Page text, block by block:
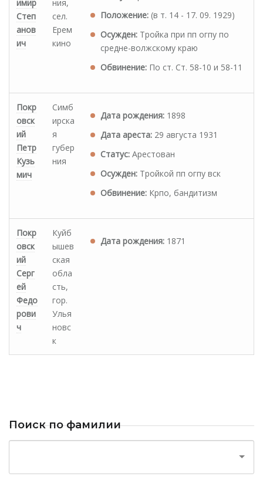
имир
Степ
анов
ич
ния,
сел.
Ерем
кино
Положение: (в т. 14 - 17. 09. 1929)
Осужден: Тройка при пп огпу по
средне-волжскому краю
Обвинение: По ст. Ст. 58-10 и 58-11
Покр
овск
ий
Петр
Кузь
мич
Симб
ирска
я
губер
ния
Дата рождения: 1898
Дата ареста: 29 августа 1931
Статус: Арестован
Осужден: Тройкой пп огпу вск
Обвинение: Крпо, бандитизм
Покр
овск
ий
Серг
ей
Федо
рови
ч
Куйб
ышев
ская
обла
сть,
гор.
Улья
новс
к
Дата рождения: 1871
Поиск по фамилии